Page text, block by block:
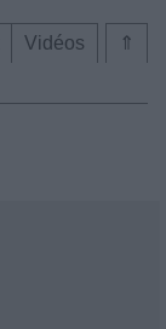
⇑
Vidéos